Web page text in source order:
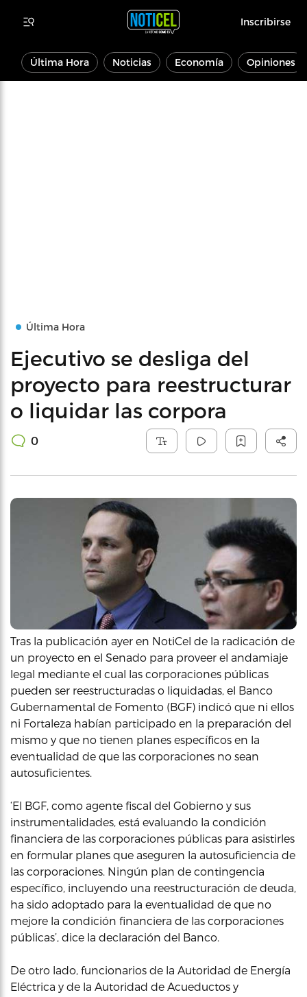
Inscribirse
Última Hora Noticias Economía Opiniones
Última Hora
Ejecutivo se desliga del
proyecto para reestructurar
o liquidar las corpora
0
Tras la publicación ayer en NotiCel de la radicación de
un proyecto en el Senado para proveer el andamiaje
legal mediante el cual las corporaciones públicas
pueden ser reestructuradas o liquidadas, el Banco
Gubernamental de Fomento (BGF) indicó que ni ellos
ni Fortaleza habían participado en la preparación del
mismo y que no tienen planes específicos en la
eventualidad de que las corporaciones no sean
autosuficientes.
‘El BGF, como agente fiscal del Gobierno y sus
instrumentalidades, está evaluando la condición
financiera de las corporaciones públicas para asistirles
en formular planes que aseguren la autosuficiencia de
las corporaciones. Ningún plan de contingencia
específico, incluyendo una reestructuración de deuda,
ha sido adoptado para la eventualidad de que no
mejore la condición financiera de las corporaciones
públicas’, dice la declaración del Banco.
De otro lado, funcionarios de la Autoridad de Energía
Eléctrica y de la Autoridad de Acueductos y